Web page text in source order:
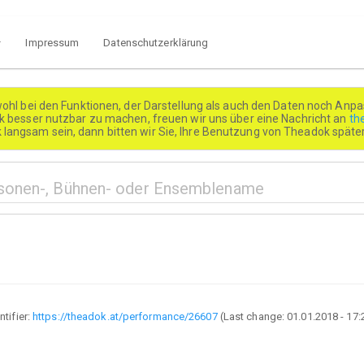
Impressum Datenschutzerklärung
bei den Funktionen, der Darstellung als auch den Daten noch
besser nutzbar zu machen, freuen wir uns über eine Nachricht an
sein, dann bitten wir Sie, Ihre Benutzung von Theadok
https://theadok.at/performance/26607(Last change:01.01.2018 -